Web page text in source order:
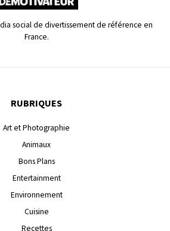
social de divertissement de référence en
France.
RUBRIQUES
Art et Photographie
Animaux
Bons Plans
Entertainment
Environnement
Cuisine
Recettes